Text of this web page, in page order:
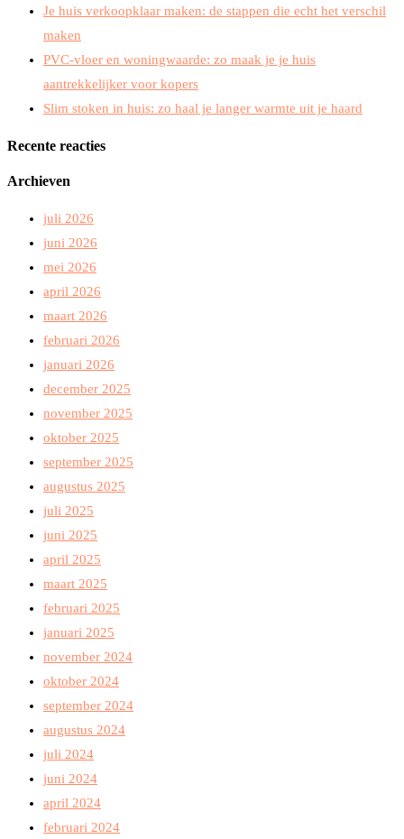
Je huis verkoopklaar maken: de stappen die echt het verschil
maken
PVC-vloer en woningwaarde: zo maak je je huis
aantrekkelijker voor kopers
Slim stoken in huis: zo haal je langer warmte uit je haard
Recente reacties
Archieven
juli 2026
juni 2026
mei 2026
april 2026
maart 2026
februari 2026
januari 2026
december 2025
november 2025
oktober 2025
september 2025
augustus 2025
juli 2025
juni 2025
april 2025
maart 2025
februari 2025
januari 2025
november 2024
oktober 2024
september 2024
augustus 2024
juli 2024
juni 2024
april 2024
februari 2024